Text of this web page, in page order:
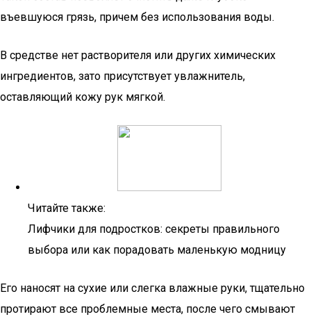
въевшуюся грязь, причем без использования воды.
В средстве нет растворителя или других химических
ингредиентов, зато присутствует увлажнитель,
оставляющий кожу рук мягкой.
Читайте также:
Лифчики для подростков: секреты правильного
выбора или как порадовать маленькую модницу
Его наносят на сухие или слегка влажные руки, тщательно
протирают все проблемные места, после чего смывают